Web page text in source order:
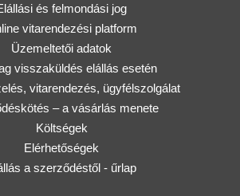
és felmondási jog
vitarendezési platform
Üzemeltetői adatok
visszaküldés elállás esetén
vitarendezés, ügyfélszolgálat
– a vásárlás menete
Költségek
Elérhetőségek
a szerződéstől - űrlap